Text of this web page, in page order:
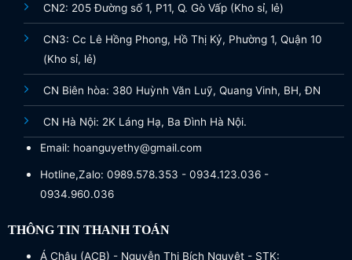
CN2: 205 Đường số 1, P11, Q. Gò Vấp (Kho sỉ, lẻ)
CN3: Cc Lê Hồng Phong, Hồ Thị Kỷ, Phường 1, Quận 10
(Kho sỉ, lẻ)
CN Biên hòa: 380 Huỳnh Văn Luỹ, Quang Vinh, BH, ĐN
CN Hà Nội: 2K Láng Hạ, Ba Đình Hà Nội.
Email: hoanguyethy@gmail.com
Hotline,Zalo: 0989.578.353 - 0934.123.036 -
0934.960.036
THÔNG TIN THANH TOÁN
Á Châu (ACB) - Nguyễn Thị Bích Nguyệt - STK: